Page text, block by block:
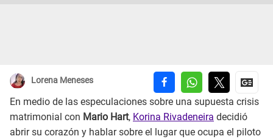
Lorena Meneses
En medio de las especulaciones sobre una supuesta crisis
matrimonial con Mario Hart, Korina Rivadeneira decidió
abrir su corazón y hablar sobre el lugar que ocupa el piloto